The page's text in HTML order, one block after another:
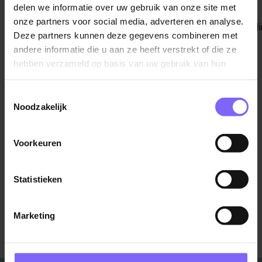
delen we informatie over uw gebruik van onze site met
onze partners voor social media, adverteren en analyse.
Deze partners kunnen deze gegevens combineren met
andere informatie die u aan ze heeft verstrekt of die ze
hebben verzameld op basis van uw gebruik van hun
Noodzakelijk
Voorkeuren
Statistieken
Marketing
Iedere week een nieuwe video met een tip op
vitaliteit(Voeding/Beweging/Slaap/Stressvermindering/
die via mail naar alle werknemers gestuurd wordt
(max. 2 minuten). Wil je hier meer over weten? Neem
dan vrijblijvend contact met mij op!
info@stessensportencoaching.nl